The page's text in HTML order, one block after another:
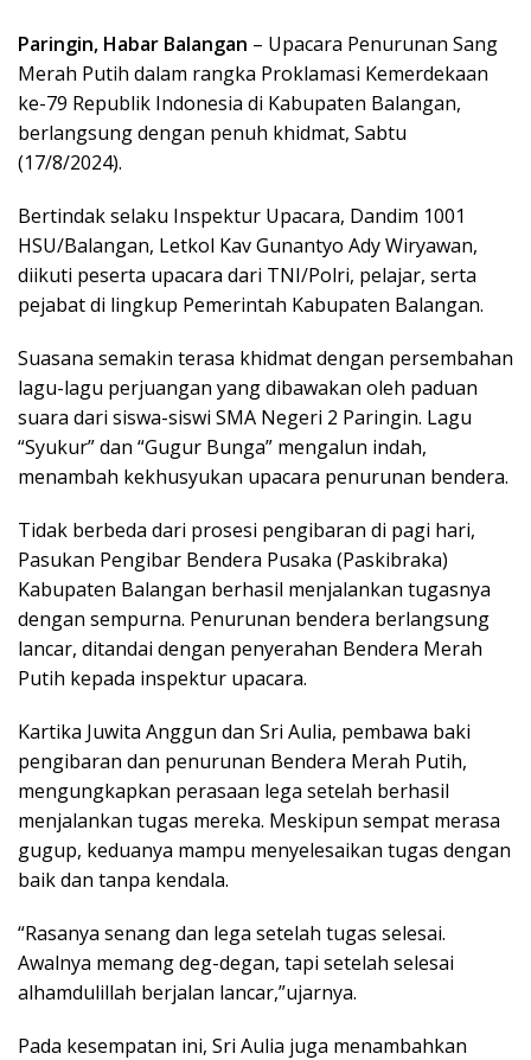
Paringin, Habar Balangan – Upacara Penurunan Sang
Merah Putih dalam rangka Proklamasi Kemerdekaan
ke-79 Republik Indonesia di Kabupaten Balangan,
berlangsung dengan penuh khidmat, Sabtu
(17/8/2024).
Bertindak selaku Inspektur Upacara, Dandim 1001
HSU/Balangan, Letkol Kav Gunantyo Ady Wiryawan,
diikuti peserta upacara dari TNI/Polri, pelajar, serta
pejabat di lingkup Pemerintah Kabupaten Balangan.
Suasana semakin terasa khidmat dengan persembahan
lagu-lagu perjuangan yang dibawakan oleh paduan
suara dari siswa-siswi SMA Negeri 2 Paringin. Lagu
“Syukur” dan “Gugur Bunga” mengalun indah,
menambah kekhusyukan upacara penurunan bendera.
Tidak berbeda dari prosesi pengibaran di pagi hari,
Pasukan Pengibar Bendera Pusaka (Paskibraka)
Kabupaten Balangan berhasil menjalankan tugasnya
dengan sempurna. Penurunan bendera berlangsung
lancar, ditandai dengan penyerahan Bendera Merah
Putih kepada inspektur upacara.
Kartika Juwita Anggun dan Sri Aulia, pembawa baki
pengibaran dan penurunan Bendera Merah Putih,
mengungkapkan perasaan lega setelah berhasil
menjalankan tugas mereka. Meskipun sempat merasa
gugup, keduanya mampu menyelesaikan tugas dengan
baik dan tanpa kendala.
“Rasanya senang dan lega setelah tugas selesai.
Awalnya memang deg-degan, tapi setelah selesai
alhamdulillah berjalan lancar,”ujarnya.
Pada kesempatan ini, Sri Aulia juga menambahkan